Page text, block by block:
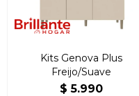
Kits Genova Plus
Freijo/Suave
$ 5.990